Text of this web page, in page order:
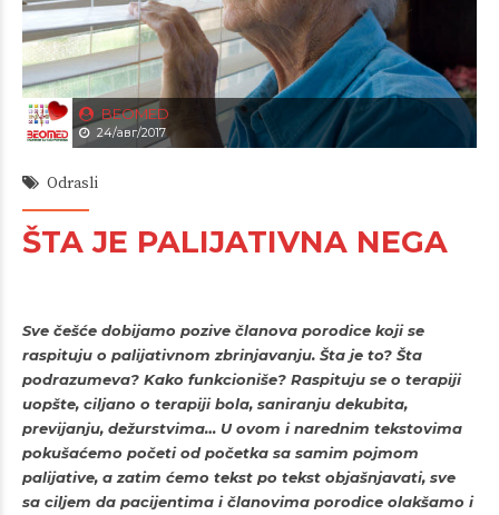
BEOMED
24/авг/2017
Odrasli
ŠTA JE PALIJATIVNA NEGA
Sve češće dobijamo pozive članova porodice koji se
raspituju o palijativnom zbrinjavanju. Šta je to? Šta
podrazumeva? Kako funkcioniše? Raspituju se o terapiji
uopšte, ciljano o terapiji bola, saniranju dekubita,
previjanju, dežurstvima… U ovom i narednim tekstovima
pokušaćemo početi od početka sa samim pojmom
palijative, a zatim ćemo tekst po tekst objašnjavati, sve
sa ciljem da pacijentima i članovima porodice olakšamo i